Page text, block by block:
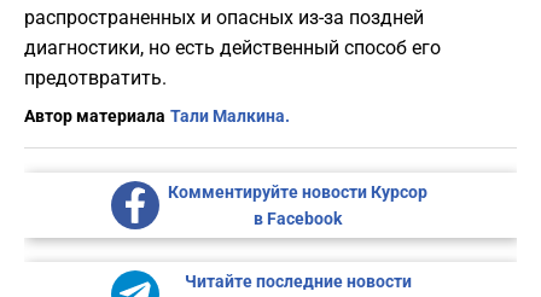
распространенных и опасных из-за поздней
диагностики, но есть действенный способ его
предотвратить.
Автор материала Тали Малкина.
Комментируйте новости Курсор
в Facebook
Читайте последние новости